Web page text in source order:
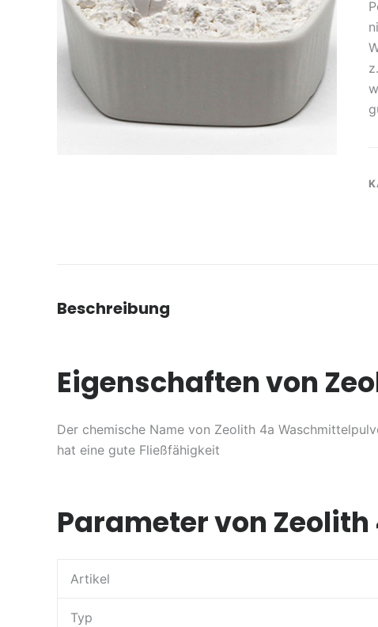
Beschreibung
Eigenschaften von
Der chemische Name von Zeolith 4a
hat eine gute Fließfähigkeit
Parameter von
Artikel
Typ